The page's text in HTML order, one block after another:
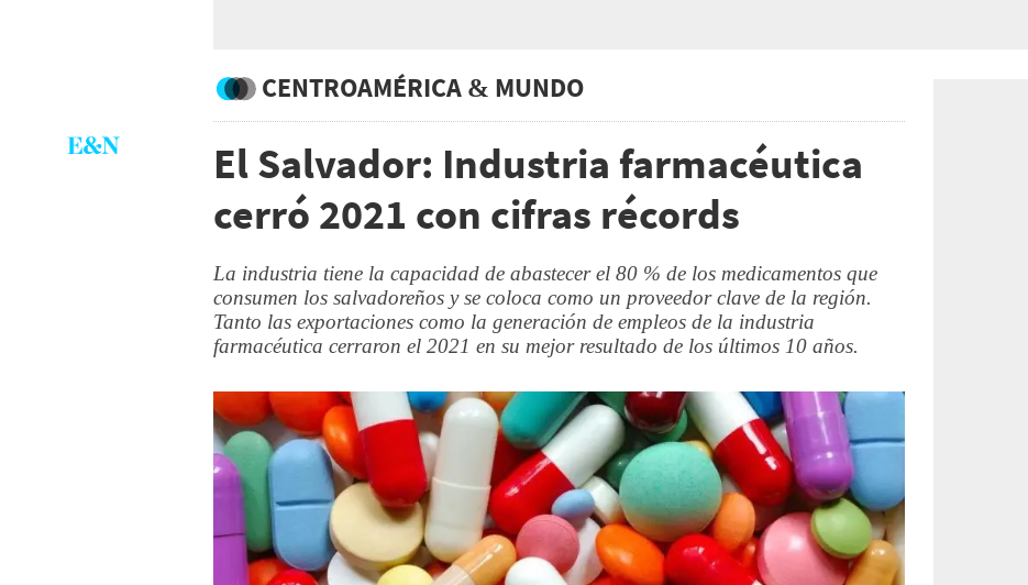
CENTROAMÉRICA & MUNDO
El Salvador: Industria farmacéutica
cerró 2021 con cifras récords
La industria tiene la capacidad de abastecer el 80 % de los medicamentos que
consumen los salvadoreños y se coloca como un proveedor clave de la región.
Tanto las exportaciones como la generación de empleos de la industria
farmacéutica cerraron el 2021 en su mejor resultado de los últimos 10 años.